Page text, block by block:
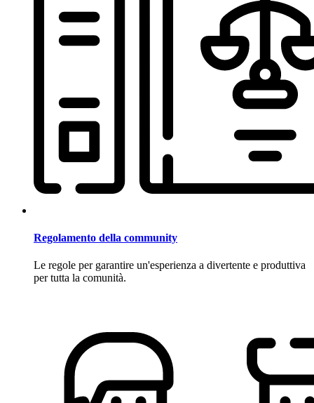
Regolamento della community
Le regole per garantire un'esperienza a divertente e produttiva
per tutta la comunità.